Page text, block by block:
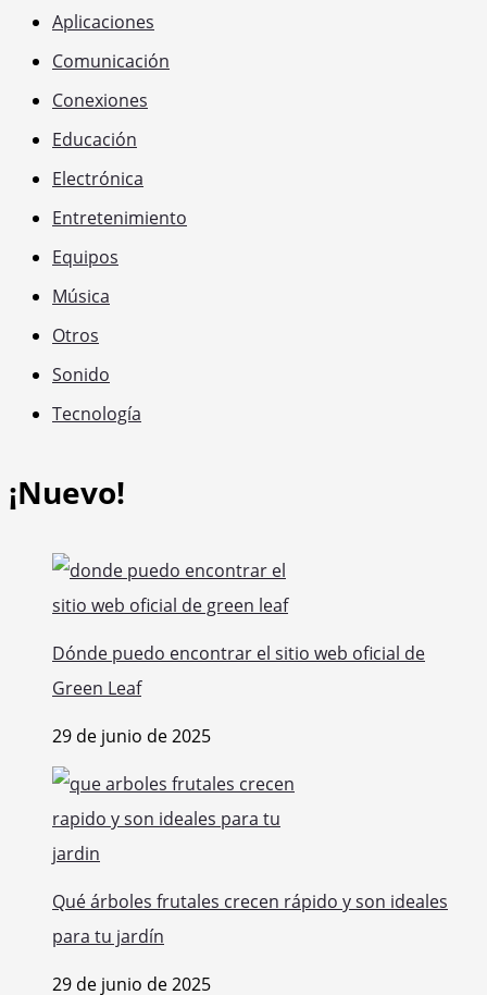
Aplicaciones
Comunicación
Conexiones
Educación
Electrónica
Entretenimiento
Equipos
Música
Otros
Sonido
Tecnología
¡Nuevo!
Dónde puedo encontrar el sitio web oficial de
Green Leaf
29 de junio de 2025
Qué árboles frutales crecen rápido y son ideales
para tu jardín
29 de junio de 2025